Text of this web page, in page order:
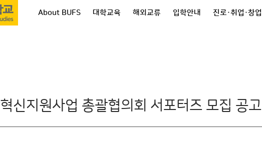
About BUFS 대학교육 해외교류 입학안내 진로·취업·창업
신지원사업 총괄협의회 서포터즈 모집 공고